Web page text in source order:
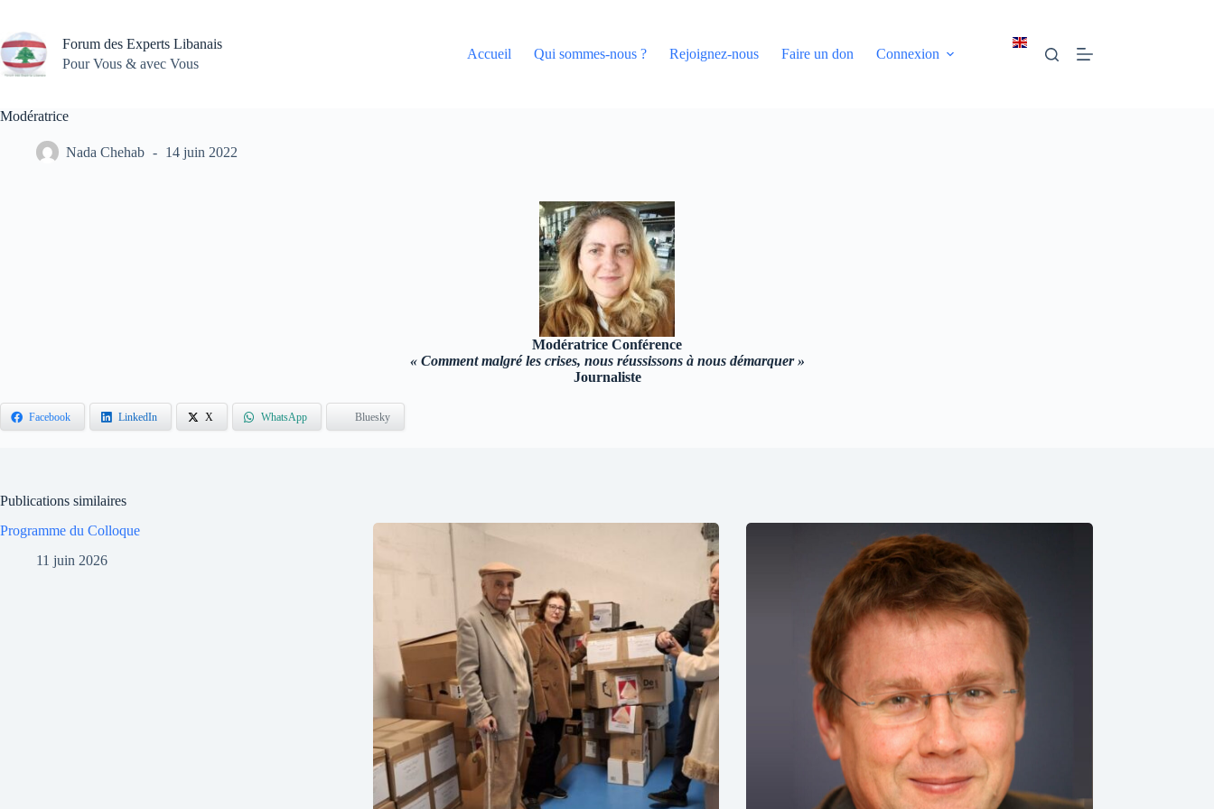
contenu
Forum des Experts Libanais
Pour Vous & avec Vous
Accueil Qui sommes-nous ? Rejoignez-nous Faire un don Connexion
Modératrice
Nada Chehab 14 juin 2022
Modératrice Conférence
« Comment malgré les crises, nous réussissons à nous démarquer »
Journaliste
Facebook LinkedIn X WhatsApp Bluesky
Publications similaires
Programme du Colloque
11 juin 2026